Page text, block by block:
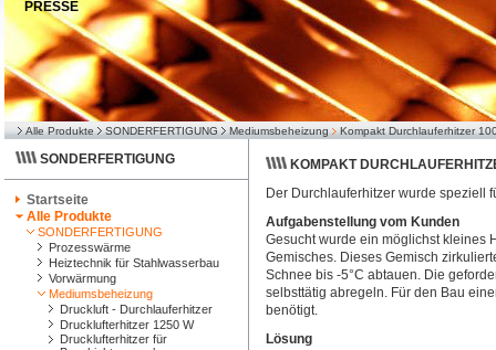
PRESSE
Alle Produkte SONDERFERTIGUNG Mediumsbeheizung Kompakt Durchlauferhitzer
SONDERFERTIGUNG
Startseite
Alle Produkte
SONDERFERTIGUNG
Prozesswärme
Heiztechnik für Stahlwasserbau
Vorwärmung
Mediumsbeheizung
Druckluft - Durchlauferhitzer
Drucklufterhitzer 1250 W
Drucklufterhitzer für
KOMPAKT
Der Durchlauferhitzer wurde speziell
Aufgabenstellung vom Kunden
Gesucht wurde ein möglichst kleines
Gemisches. Dieses Gemisch
Schnee bis -5°C abtauen. Die
selbsttätig abregeln. Für den Bau
benötigt.
Lösung